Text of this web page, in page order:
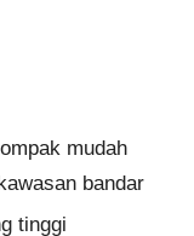
mudah
bandar
tinggi